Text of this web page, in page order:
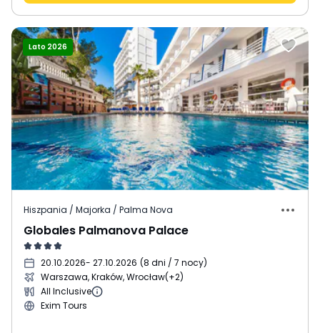
Lato 2026
Hiszpania / Majorka / Palma Nova
Globales Palmanova Palace
20.10.2026- 27.10.2026 (8 dni / 7 nocy)
Warszawa, Kraków, Wrocław(+2)
All Inclusive
Exim Tours